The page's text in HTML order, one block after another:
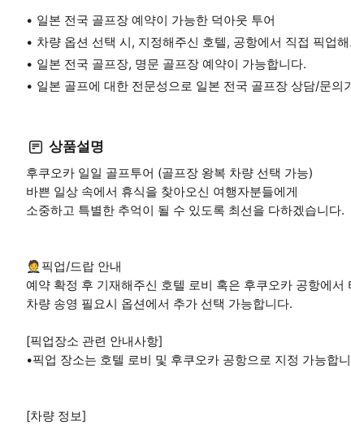
일본 전국 골프장 예약이 가능한 덕아웃 투어
차량 옵션 선택 시, 지정해주신 호텔, 공항에서 직접 픽업
일본 전국 골프장, 명문 골프장 예약이 가능합니다.
일본 골프에 대한 전문성으로 일본 전국 골프장 상담/문의
상품설명
후쿠오카 일일 골프투어 (골프장 왕복 차량 선택 가능)
바쁜 일상 속에서 휴식을 찾아오신 여행자분들에게
소중하고 특별한 추억이 될 수 있도록 최선을 다하겠습니다.
🤵픽업/드랍 안내
예약 확정 후 기재해주신 호텔 로비 혹은 후쿠오카 공항에
차량 송영 필요시 옵션에서 추가 선택 가능합니다.
[픽업장소 관련 안내사항]
•픽업 장소는 호텔 로비 및 후쿠오카 공항으로 지정 가능합
[차량 정보]